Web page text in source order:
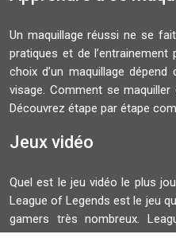
Un maquillage réussi ne se
pratiques et de
choix d’un maquillage
visage. Comment se
Découvrez étape par étape
Jeux vidéo
Quel est le jeu vidéo le plus
League of Legends est le jeu
gamers très nombreux.